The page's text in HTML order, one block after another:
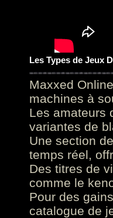
Les Types de Jeux
Maxxed
machines à
Les amateurs
variantes de
Une section
temps réel,
Des titres de
comme le
Pour des
catalogue de